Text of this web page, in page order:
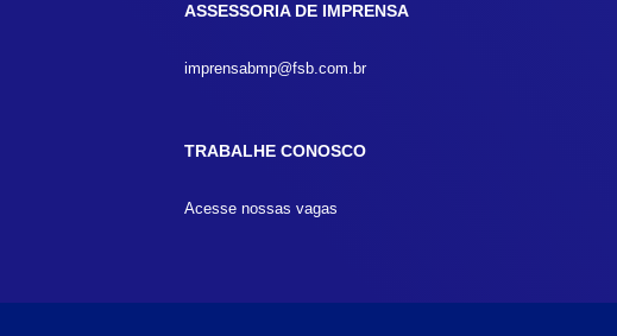
ASSESSORIA DE IMPRENSA
imprensabmp@fsb.com.br
TRABALHE CONOSCO
Acesse nossas vagas